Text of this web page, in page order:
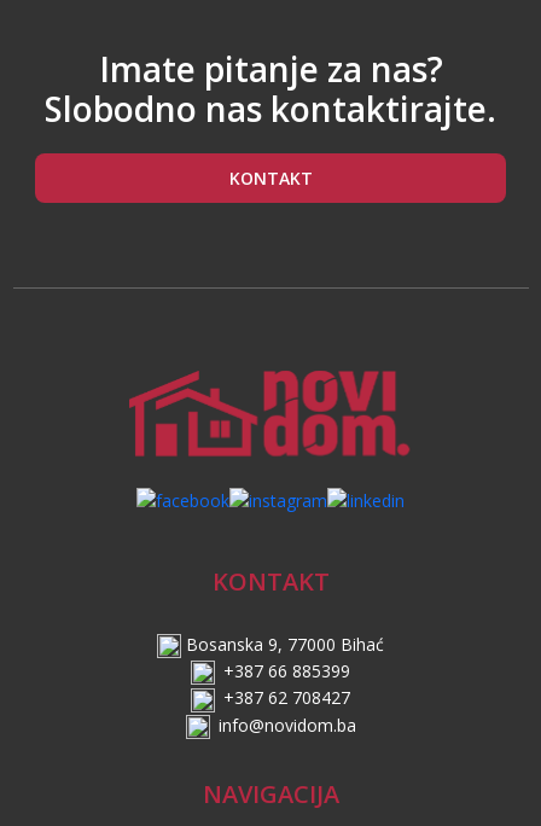
Imate pitanje za nas?
Slobodno nas kontaktirajte.
KONTAKT
KONTAKT
Bosanska 9, 77000 Bihać
+387 66 885399
+387 62 708427
info@novidom.ba
NAVIGACIJA